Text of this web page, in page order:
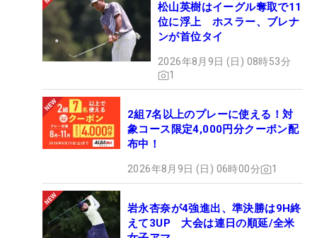
松山英樹はイーグル奪取で11
位に浮上 ホスラー、ブレナ
ンが首位タイ
2026年8月9日 (日) 08時53分
1
2組7名以上のプレーに使える！対
象コース限定4,000円分クーポン配
布中！
2026年8月9日 (日) 06時00分 1
岩永杏奈が4強進出、準決勝は9H終
えて3UP 大会は連日の順延/全米